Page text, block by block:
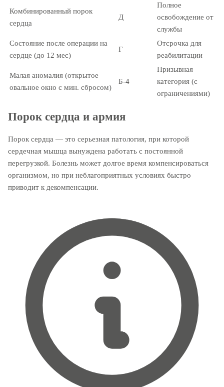
Комбинированный порок
сердца
Д
Полное
освобождение от
службы
Состояние после операции на
сердце (до 12 мес)
Г
Отсрочка для
реабилитации
Малая аномалия (открытое
овальное окно с мин. сбросом)
Б-4
Призывная
категория (с
ограничениями)
Порок сердца и армия
Порок сердца — это серьезная патология, при которой
сердечная мышца вынуждена работать с постоянной
перегрузкой. Болезнь может долгое время компенсироваться
организмом, но при неблагоприятных условиях быстро
приводит к декомпенсации.